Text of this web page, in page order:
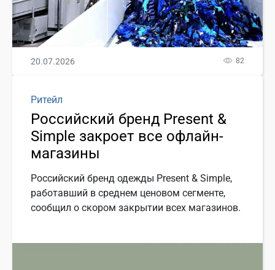
20.07.2026 82
Ритейл
Российский бренд Present &
Simple закроет все офлайн-
магазины
Российский бренд одежды Present & Simple,
работавший в среднем ценовом сегменте,
сообщил о скором закрытии всех магазинов.